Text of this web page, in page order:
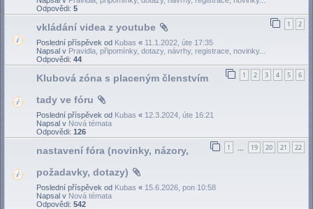
Odpovědi: 5
1 2
vkládání videa z youtube
Poslední příspěvek od Kubas « 11.1.2022, úte 17:35
Napsal v Pravidla, připomínky, dotazy, návrhy, registrace, novinky...
Odpovědi: 44
1 2 3 4 5 6
Klubová zóna s placeným členstvím
tady ve fóru
Poslední příspěvek od Kubas « 12.3.2024, úte 16:21
Napsal v Nová témata
Odpovědi: 126
1 19 20 21 22
nastavení fóra (novinky, názory,
požadavky, dotazy)
Poslední příspěvek od Kubas « 15.6.2026, pon 10:58
Napsal v Nová témata
Odpovědi: 542